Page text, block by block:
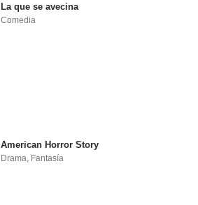
La que se avecina
Comedia
American Horror Story
Drama, Fantasía